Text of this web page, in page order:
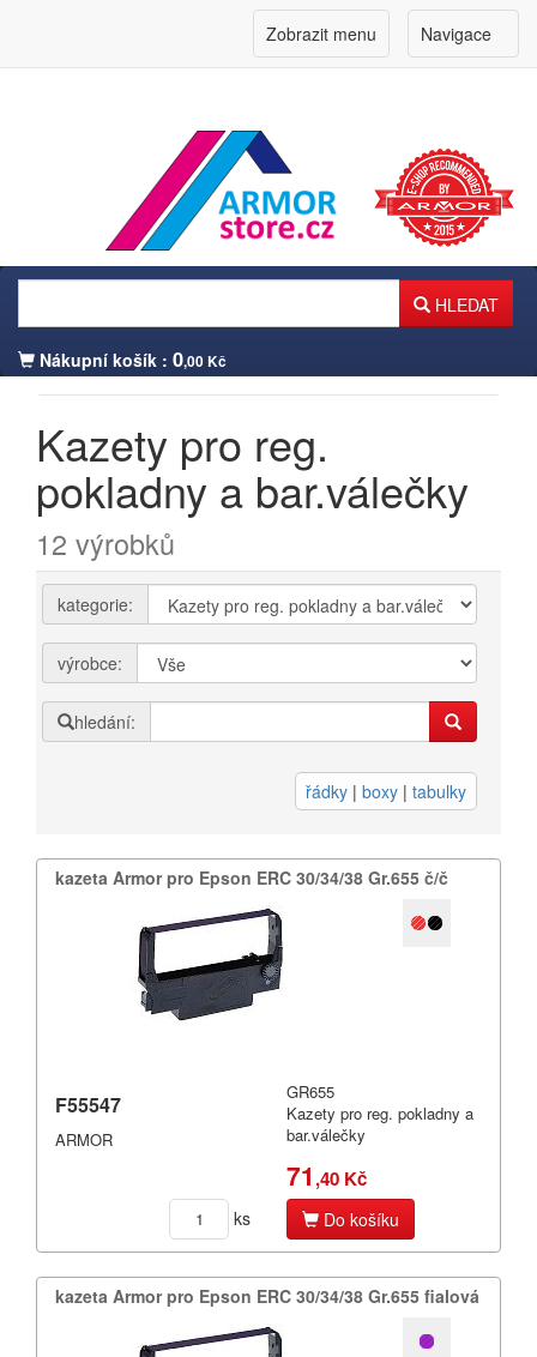
Navigace
Zobrazit menu
HLEDAT
Nákupní košík : 0,00 Kč
Přihlášení zákazníka
Přihlásit se
Kategorie Výrobci
pro jehličkové tiskárny
pro inkoustové tiskárny
pro kopírovací stroje
Ostatní
Label tape
Pásky
Samolepící štítky
Textilní stuhy
Kazety pro reg. pokladny a bar.válečky
Kazety pro reg.
pokladny a bar.válečky
12 výrobků
kategorie:
výrobce:
hledání:
řádky | boxy | tabulky
kazeta Armor pro Epson ERC 30/​34/​38 Gr.​655 č/​č
F55547
ARMOR
GR655
Kazety pro reg. pokladny a
bar.válečky
71 ,40 Kč
ks Do košíku
kazeta Armor pro Epson ERC 30/​34/​38 Gr.​655 fialová